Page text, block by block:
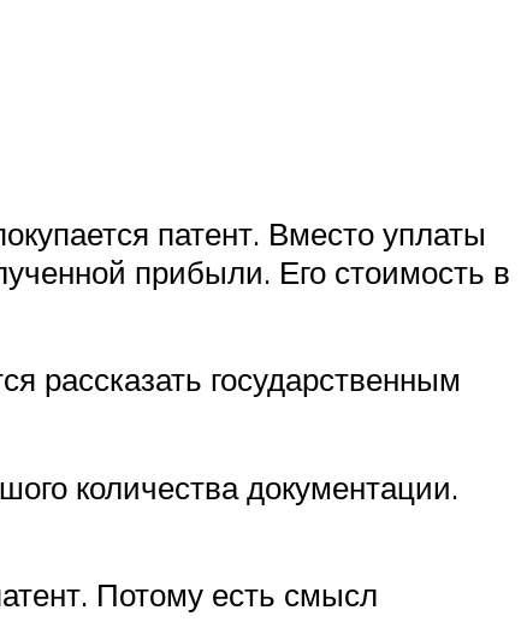
патент. Вместо уплаты
прибыли. Его стоимость в
рассказать государственным
количества документации.
Потому есть смысл